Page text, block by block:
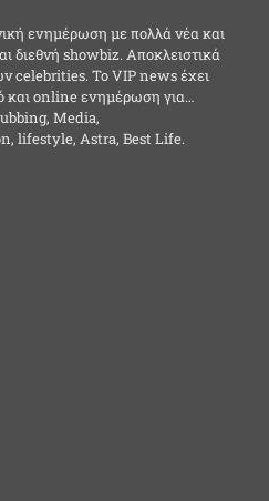
ενημέρωση με πολλά νέα και
διεθνή showbiz. Αποκλειστικά
celebrities. Το VIP news έχει
και online ενημέρωση για…
Media,
lifestyle, Astra, Best Life.